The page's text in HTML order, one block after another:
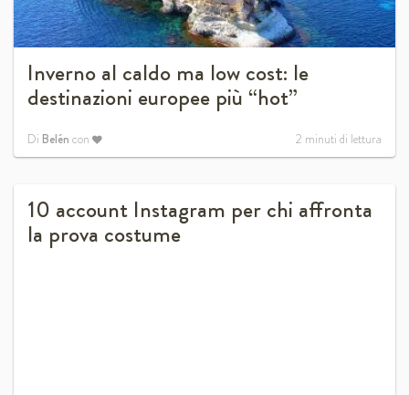
Inverno al caldo ma low cost: le
destinazioni europee più “hot”
Di Belén con 2 minuti di lettura
10 account Instagram per chi affronta
la prova costume